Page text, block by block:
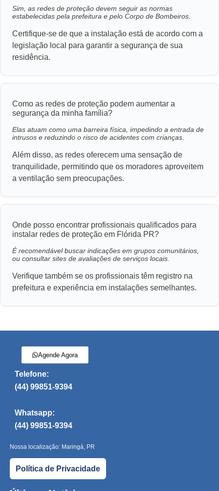
Sim, as redes de proteção devem seguir as normas
estabelecidas pela prefeitura e pelo Corpo de Bombeiros.
Certifique-se de que a instalação está de acordo com a
legislação local para garantir a segurança de sua
residência.
Como as redes de proteção podem aumentar a
segurança da minha família?
Elas atuam como uma barreira física, impedindo a entrada de
intrusos e reduzindo o risco de acidentes com crianças.
Além disso, as redes oferecem uma sensação de
tranquilidade, permitindo que os moradores aproveitem
a ventilação sem preocupações.
Onde posso encontrar profissionais qualificados para
instalar redes de proteção em Flórida PR?
É recomendável buscar indicações em grupos comunitários,
ou consultar sites de avaliações de serviços locais.
Verifique também se os profissionais têm registro na
prefeitura e experiência em instalações semelhantes.
Agende Agora
Telefone:
(44) 99851-9394
Whatsapp:
(44) 99851-9394
Nossa localização: Maringá, PR
Política de Privacidade